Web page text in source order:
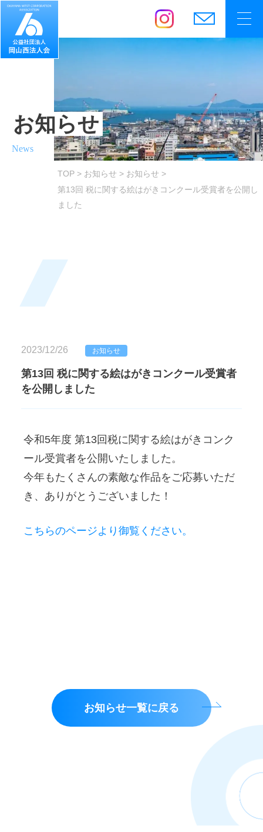
お知らせ
News
TOP お知らせ
お知らせ
第13回 税に関する絵はがきコンクール受賞者を公開し
ました
2023/12/26 お知らせ
第13回 税に関する絵はがきコンクール受賞者
を公開しました
令和5年度 第13回税に関する絵はがきコンク
ール受賞者を公開いたしました。
今年もたくさんの素敵な作品をご応募いただ
き、ありがとうございました！
こちらのページより御覧ください。
お知らせ一覧に戻る